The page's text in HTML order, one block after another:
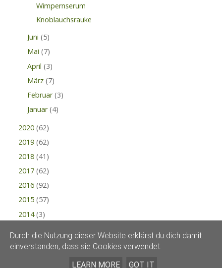
Wimpernserum
Knoblauchsrauke
Juni (5)
Mai (7)
April (3)
März (7)
Februar (3)
Januar (4)
2020 (62)
2019 (62)
2018 (41)
2017 (62)
2016 (92)
2015 (57)
2014 (3)
Durch die Nutzung dieser Website erklärst du dich damit
einverstanden, dass sie Cookies verwendet.
LEARN MORE
GOT IT